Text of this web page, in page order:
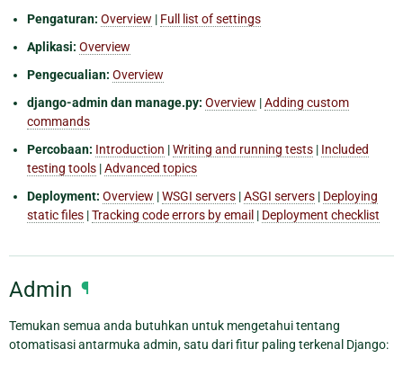
Pengaturan: Overview | Full list of settings
Aplikasi: Overview
Pengecualian: Overview
django-admin dan manage.py: Overview |Adding custom
commands
Percobaan: Introduction |Writing and running tests | Included
testing tools |Advanced topics
Deployment: Overview |WSGI servers |ASGI servers | Deploying
static files |Tracking code errors by email | Deployment checklist
Admin ¶
Temukan semua anda butuhkan untuk mengetahui tentang
otomatisasi antarmuka admin, satu dari fitur paling terkenal Django: